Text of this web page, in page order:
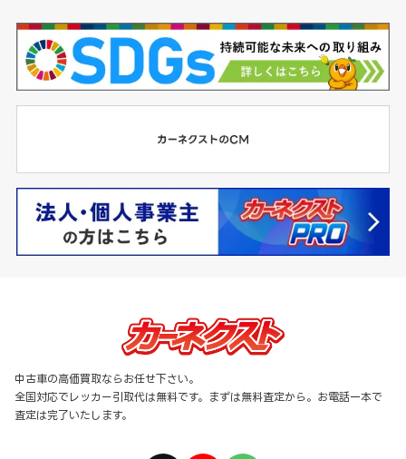
中古車の高価買取ならお任せ下さい。
全国対応でレッカー引取代は無料です。まずは無料査定から。お電話一本で
査定は完了いたします。